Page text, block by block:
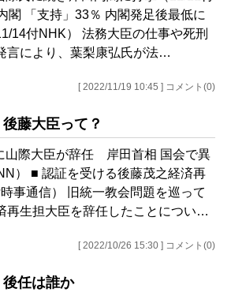
閣 「支持」33％ 内閣発足後最低に
14付NHK） 法務大臣の仕事や死刑
言により、葉梨康弘氏が法…
[ 2022/11/19 10:45 ] コメント(0)
藤大臣って？
山際大臣が辞任 岸田首相 国会で異
） ■ 認証を受ける後藤茂之経済再
事通信） 旧統一教会問題を巡って
再生担大臣を辞任したことについ…
[ 2022/10/26 15:30 ] コメント(0)
任は誰か